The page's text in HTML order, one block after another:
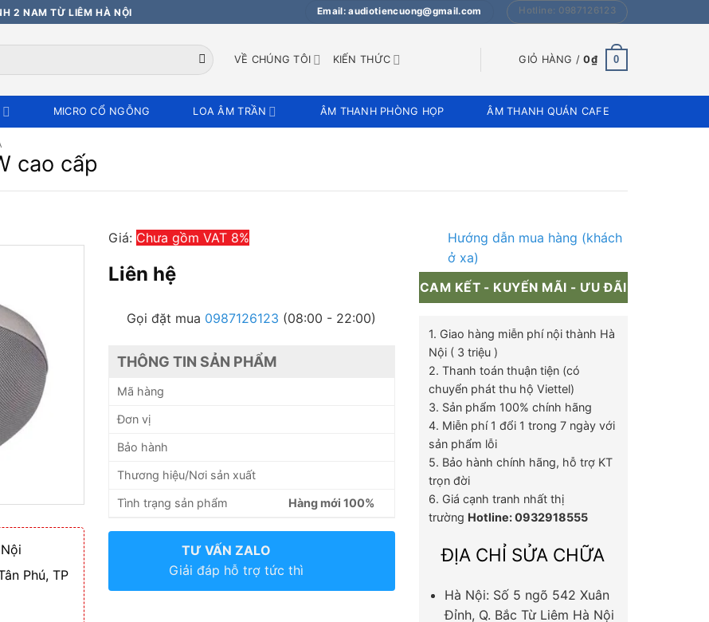
2 NAM TỪ LIÊM HÀ NỘI Email: audiotiencuong@gmail.com Hotline: 0987126123
VỀ CHÚNG TÔI KIẾN THỨC GIỎ HÀNG /0₫ 0
MICRO CỔ NGỖNG LOA ÂM TRẦN ÂM THANH PHÒNG HỌP ÂM THANH QUÁN CAFE
cao cấp
Phú, TP
Giá: Chưa gồm VAT 8%
Liên hệ
Gọi đặt mua 0987126123 (08:00 - 22:00)
THÔNG TIN SẢN PHẨM
Mã hàng
Đơn vị
Bảo hành
Thương hiệu/Nơi sản xuất
Tình trạng sản phẩm Hàng mới 100%
TƯ VẤN ZALO
Giải đáp hỗ trợ tức thì
Hướng dẫn mua hàng (khách
ở xa)
CAM KẾT - KUYẾN MÃI - ƯU ĐÃI
1. Giao hàng miễn phí nội thành Hà
Nội ( 3 triệu )
2. Thanh toán thuận tiện (có
chuyển phát thu hộ Viettel)
3. Sản phẩm 100% chính hãng
4. Miễn phí 1 đổi 1 trong 7 ngày với
sản phẩm lỗi
5. Bảo hành chính hãng, hỗ trợ KT
trọn đời
6. Giá cạnh tranh nhất thị
trường Hotline: 0932918555
ĐỊA CHỈ SỬA CHỮA
Hà Nội: Số 5 ngõ 542 Xuân
Đỉnh, Q. Bắc Từ Liêm Hà Nội